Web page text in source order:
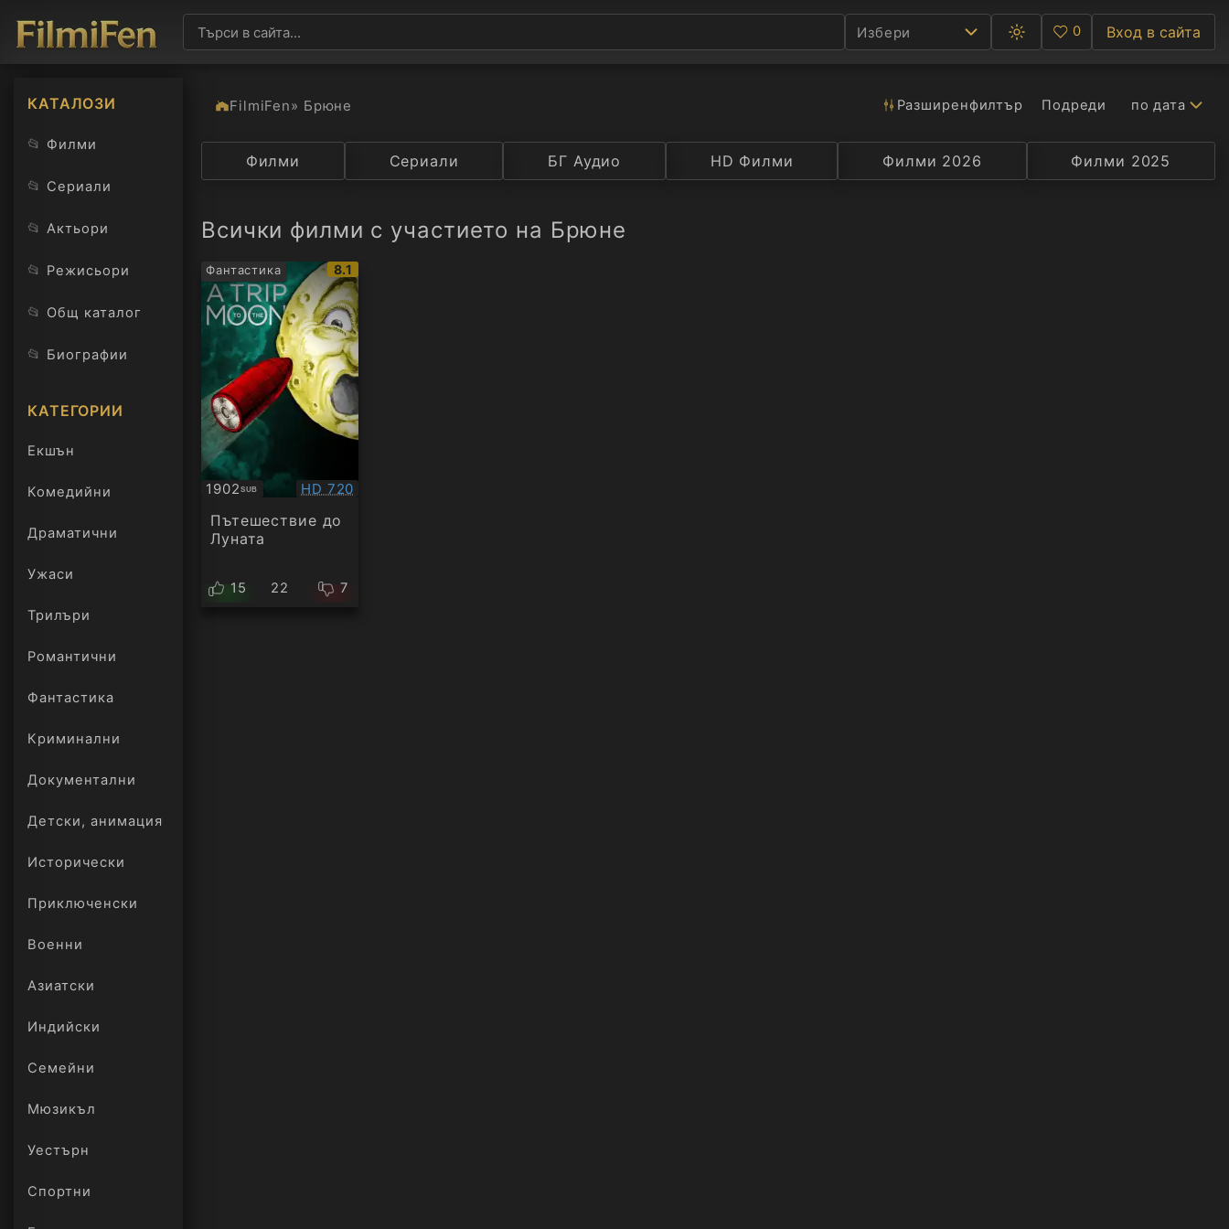
Избери
Превключване
между
светла
Любими
0 Вход в сайта
КАТАЛОЗИ
📂 Филми
📂 Сериали
📂 Актьори
📂 Режисьори
📂 Общ каталог
📂 Биографии
КАТЕГОРИИ
Екшън
Комедийни
Драматични
Ужаси
Трилъри
онлайн
Романтични
Фантастика
Криминални
Документални
Детски, анимация
Исторически
Приключенски
Военни
Азиатски
Индийски
Семейни
Мюзикъл
Уестърн
Спортни
FilmiFen» Брюне Разширенфилтър Подреди по дата
Категория Държава Рейтинг Селекция Превод Актьор
Филми Сериали БГ Аудио HD Филми Филми 2026 Филми 2025
Всички филми с участието на Брюне
Фантастика
IMDb
рейтинг:
8.1
1902SUB
Субтитри Качество:
HD 720
Пътешествие до
Луната
15 22 7